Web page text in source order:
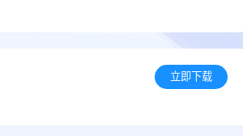
立即下载